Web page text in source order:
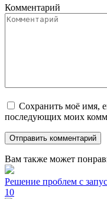
Комментарий
Сохранить моё имя,
последующих моих
Вам также может
Решение проблем с
10